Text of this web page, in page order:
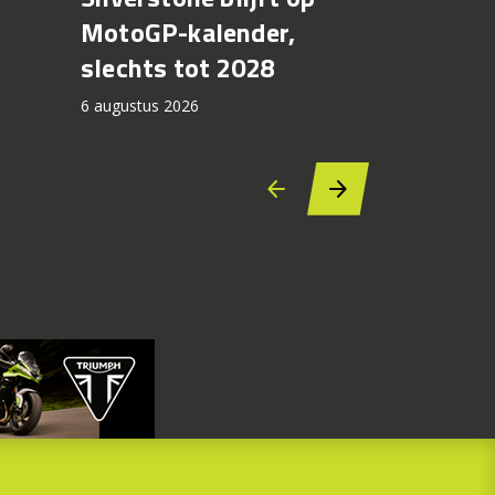
MotoGP-kalender,
slechts tot 2028
6 augustus 2026